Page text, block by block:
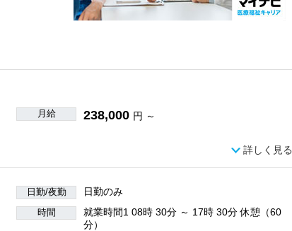
月給 238,000 円 ～
詳しく見る
日勤/夜勤 日勤のみ
時間
就業時間1 08時 30分 ～ 17時 30分 休憩（60
分）